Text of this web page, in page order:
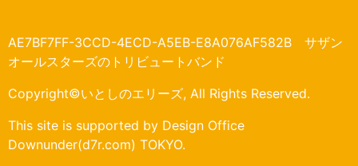
AE7BF7FF-3CCD-4ECD-A5EB-E8A076AF582B サザン
オールスターズのトリビュートバンド
Copyright©いとしのエリーズ, All Rights Reserved.
This site is supported by Design Office
Downunder(d7r.com) TOKYO.